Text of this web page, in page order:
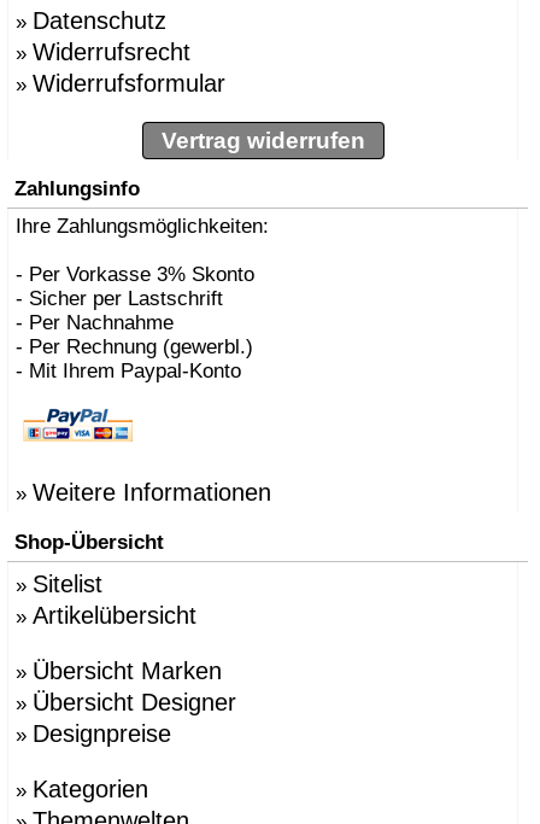
» Datenschutz
» Widerrufsrecht
» Widerrufsformular
Vertrag widerrufen
Zahlungsinfo
Ihre Zahlungsmöglichkeiten:
- Per Vorkasse 3% Skonto
- Sicher per Lastschrift
- Per Nachnahme
- Per Rechnung (gewerbl.)
- Mit Ihrem Paypal-Konto
» Weitere Informationen
Shop-Übersicht
» Sitelist
» Artikelübersicht
» Übersicht Marken
» Übersicht Designer
» Designpreise
» Kategorien